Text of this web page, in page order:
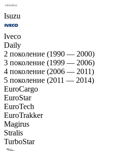
Isuzu
Iveco
Daily
2 поколение (1990 — 2000)
3 поколение (1999 — 2006)
4 поколение (2006 — 2011)
5 поколение (2011 — 2014)
EuroCargo
EuroStar
EuroTech
EuroTrakker
Magirus
Stralis
TurboStar